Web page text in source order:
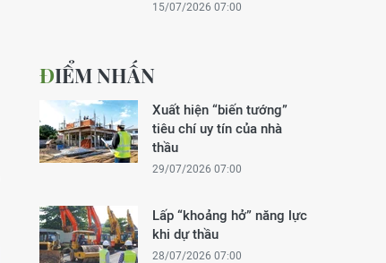
15/07/2026 07:00
ĐIỂM NHẤN
Xuất hiện “biến tướng”
tiêu chí uy tín của nhà
thầu
29/07/2026 07:00
Lấp “khoảng hở” năng lực
khi dự thầu
28/07/2026 07:00